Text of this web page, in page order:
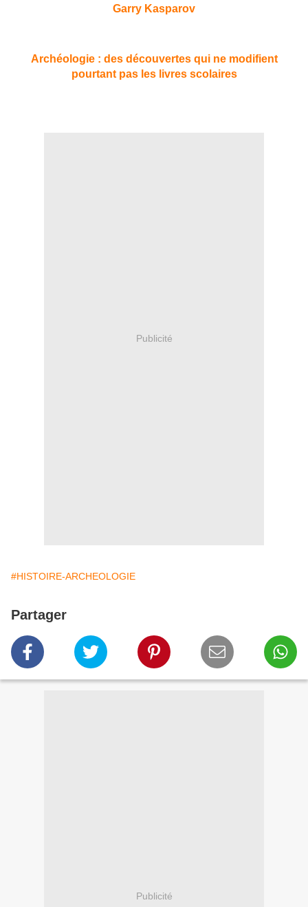
Garry Kasparov
Archéologie : des découvertes qui ne modifient
pourtant pas les livres scolaires
Publicité
#HISTOIRE-ARCHEOLOGIE
Partager
Publicité